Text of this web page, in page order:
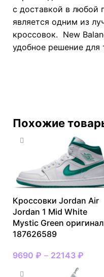
с доставкой в любой
является одним из
кроссовок. New
удобное решение для
Похожие
Кроссовки Jordan Air
Jordan 1 Mid White
Mystic Green оригинал
187626589
9690 ₽ – 22143 ₽